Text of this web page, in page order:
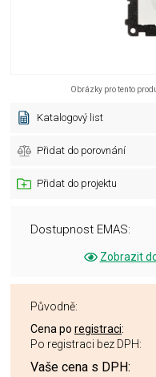
Obrázky pro tento
Katalogový list
Přidat do porovnání
Přidat do projektu
Dostupnost EMAS:
Zobrazit
Původně:
Cena po registraci:
Po registraci bez DPH:
Vaše cena s DPH: